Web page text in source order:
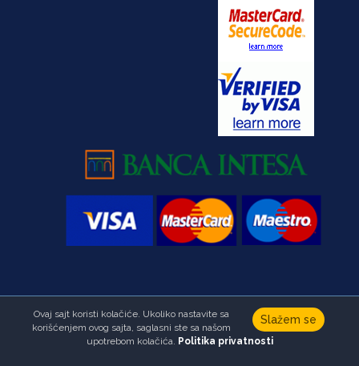
Copyright © Fondacija Ana i Vlade Divac.Sva prava zadržana
Developed byHALO Creative Team
Slažem se
Ovaj sajt koristi kolačiće. Ukoliko nastavite sa
korišćenjem ovog sajta, saglasni ste sa našom
upotrebom kolačića. Politika privatnosti